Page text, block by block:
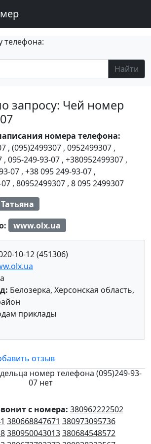
телефона:
Найти
запросу: Чей номер
номера телефона:
, (095)2499307 , 0952499307 ,
, 095-249-93-07 , +380952499307 ,
07 , +38 095 249-93-07 ,
, 80952499307 , 8 095 2499307
Татьяна
www.olx.ua
10-12 (451306)
Белозерка, Херсонская область,
приклады
отзыв
номер телефона (095)249-93-
07 нет
с номера: 380962222502
380668847671 380973095736
380950043013380684548572